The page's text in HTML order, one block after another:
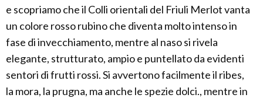
e scopriamo che il Colli orientali del Friuli Merlot vanta
un colore rosso rubino che diventa molto intenso in
fase di invecchiamento, mentre al naso si rivela
elegante, strutturato, ampio e puntellato da evidenti
sentori di frutti rossi. Si avvertono facilmente il ribes,
la mora, la prugna, ma anche le spezie dolci., mentre in